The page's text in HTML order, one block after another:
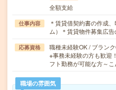
全額支給
仕事内容
＊賃貸借契約書の作成
ム）＊賃貸物件募集広
応募資格
職種未経験OK / ブラン
※事務未経験の方も歓
フト勤務が可能な方～
職場の雰囲気